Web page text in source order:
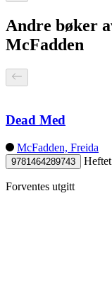
Andre bøker
McFadden
Dead Med
McFadden, Freida
9781464289743 Heftet
Forventes utgitt